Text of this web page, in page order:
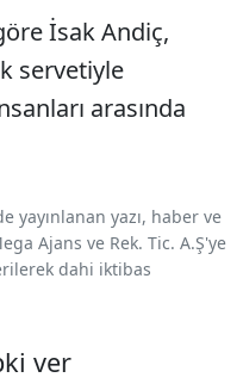
İsak Andiç,
servetiyle
arasında
yayınlanan yazı, haber ve
Ajans ve Rek. Tic. A.Ş'ye
dahi iktibas
ver